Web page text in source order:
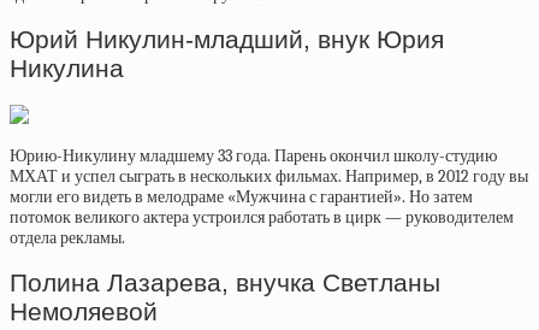
Юрий Никулин-младший, внук Юрия
Никулина
Юрию-Никулину младшему 33 года. Парень окончил школу-студию
МХАТ и успел сыграть в нескольких фильмах. Например, в 2012 году вы
могли его видеть в мелодраме «Мужчина с гарантией». Но затем
потомок великого актера устроился работать в цирк — руководителем
отдела рекламы.
Полина Лазарева, внучка Светланы
Немоляевой